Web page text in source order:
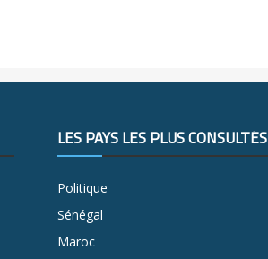
LES PAYS LES PLUS CONSULTÉS
Politique
Sénégal
Maroc